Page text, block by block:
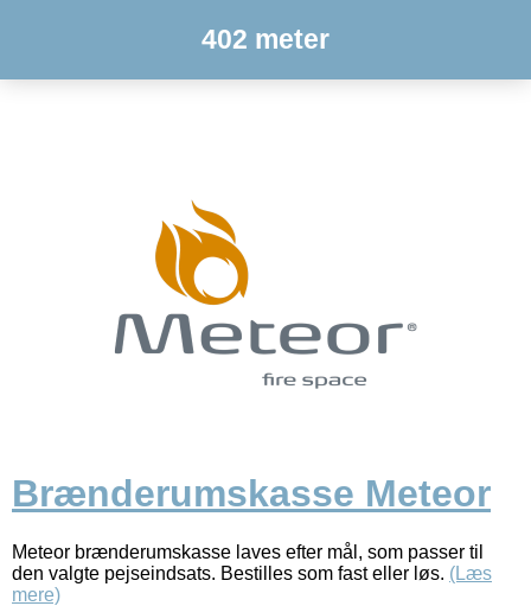
402 meter
Brænderumskasse Meteor
Meteor brænderumskasse laves efter mål, som passer til
den valgte pejseindsats. Bestilles som fast eller løs. (Læs
mere)